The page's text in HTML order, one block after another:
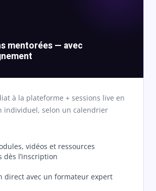
mentorées — avec
à la plateforme + sessions live en
individuel, selon un calendrier
vidéos et ressources
dès l’inscription
direct avec un formateur expert